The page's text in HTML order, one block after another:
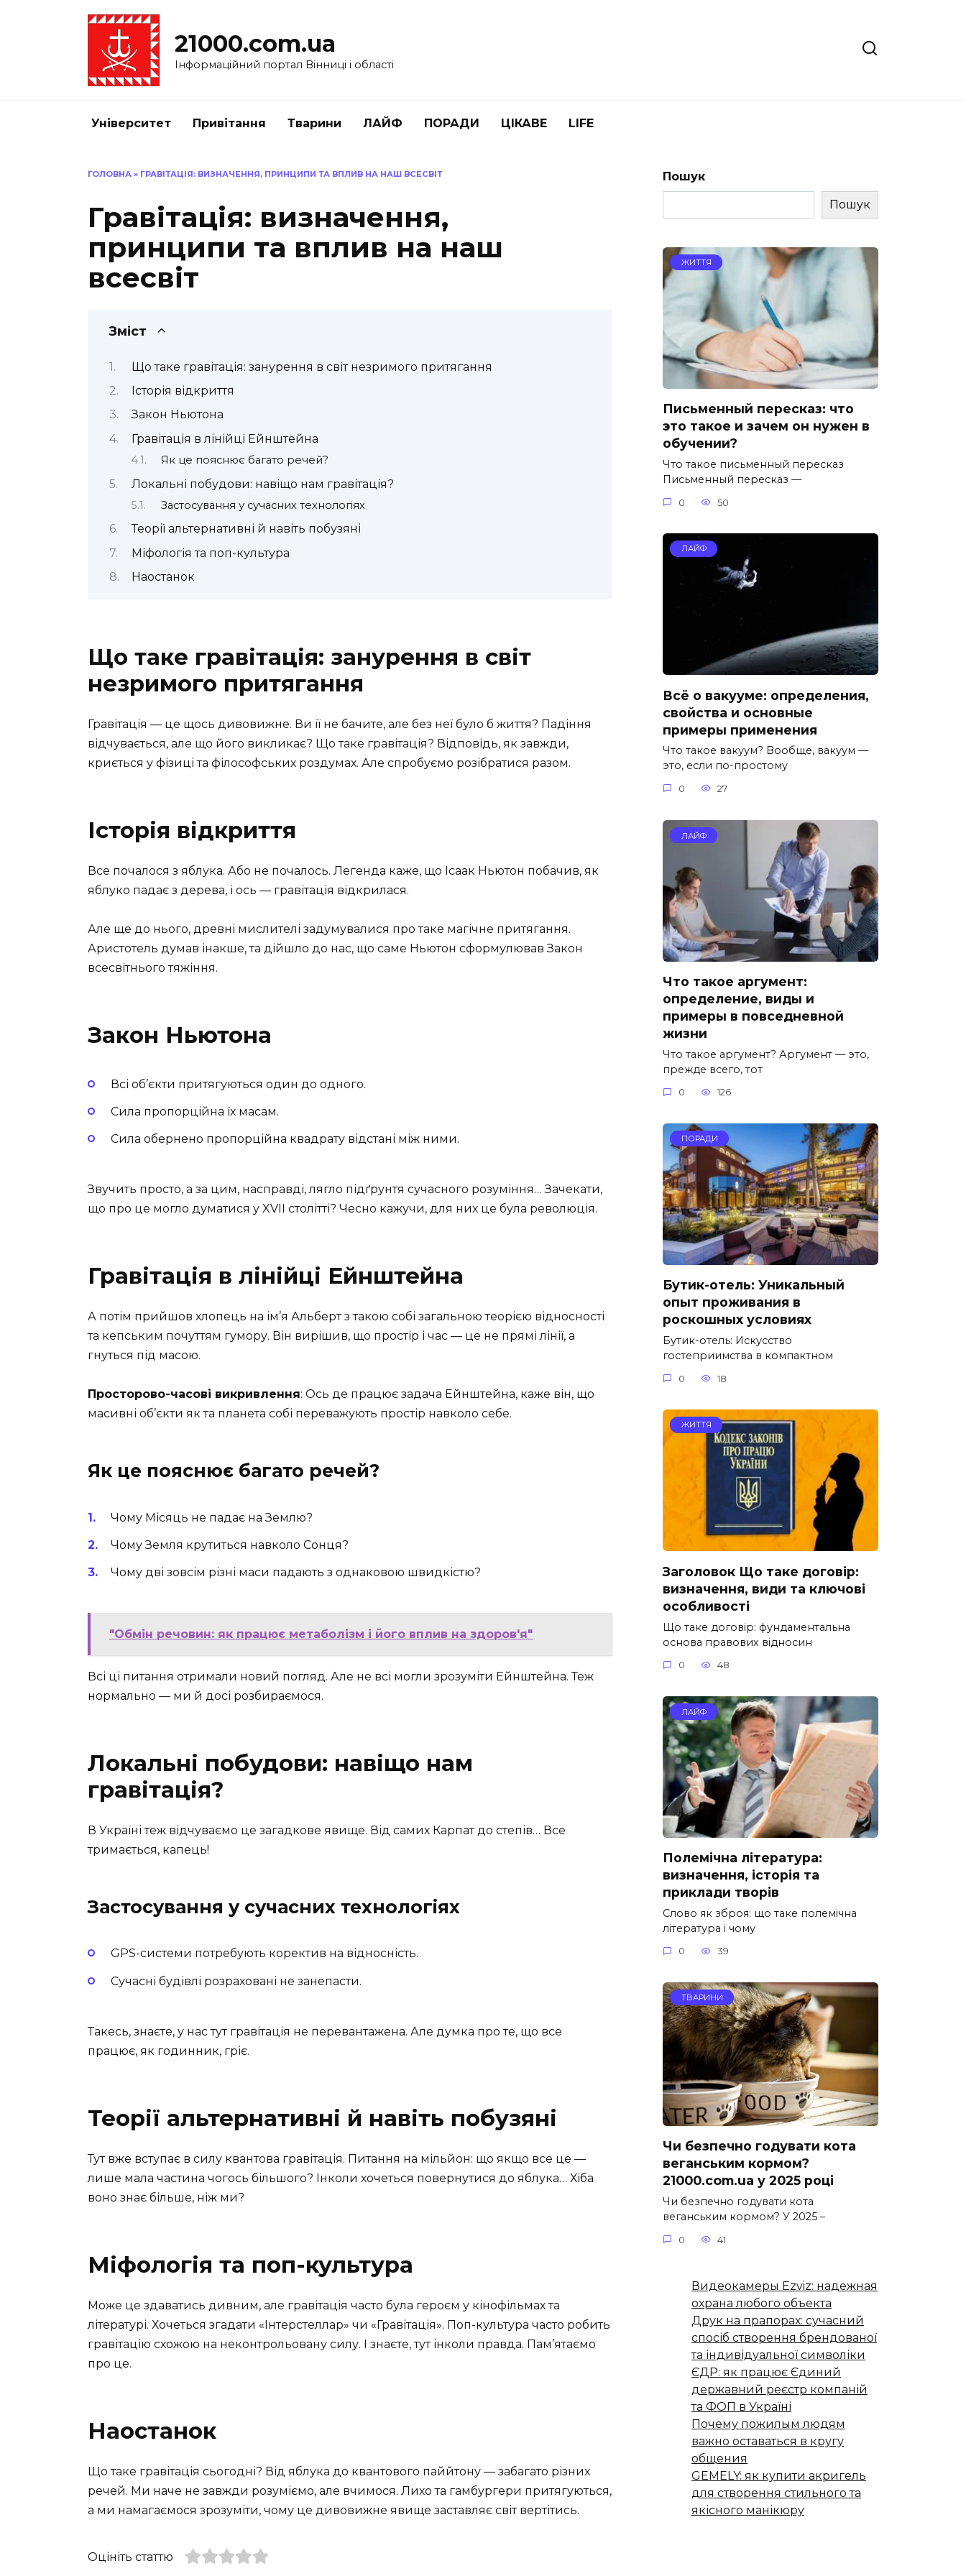
21000.com.ua
Інформаційний портал Вінниці і області
Університет Привітання Тварини ЛАЙФ ПОРАДИ ЦІКАВЕ LIFE
ГОЛОВНА » ГРАВІТАЦІЯ: ВИЗНАЧЕННЯ, ПРИНЦИПИ ТА ВПЛИВ НА НАШ ВСЕСВІТ
Гравітація: визначення,
принципи та вплив на наш
всесвіт
Зміст
Що таке гравітація: занурення в світ незримого притягання
Історія відкриття
Закон Ньютона
Гравітація в лінійці Ейнштейна
Як це пояснює багато речей?
Локальні побудови: навіщо нам гравітація?
Застосування у сучасних технологіях
Теорії альтернативні й навіть побузяні
Міфологія та поп-культура
Наостанок
Що таке гравітація: занурення в світ
незримого притягання
Гравітація — це щось дивовижне. Ви її не бачите, але без неї було б життя? Падіння
відчувається, але що його викликає? Що таке гравітація? Відповідь, як завжди,
криється у фізиці та філософських роздумах. Але спробуємо розібратися разом.
Історія відкриття
Все почалося з яблука. Або не почалось. Легенда каже, що Ісаак Ньютон побачив, як
яблуко падає з дерева, і ось — гравітація відкрилася.
Але ще до нього, древні мислителі задумувалися про таке магічне притягання.
Аристотель думав інакше, та дійшло до нас, що саме Ньютон сформулював Закон
всесвітнього тяжіння.
Закон Ньютона
Всі об’єкти притягуються один до одного.
Сила пропорційна їх масам.
Сила обернено пропорційна квадрату відстані між ними.
Звучить просто, а за цим, насправді, лягло підґрунтя сучасного розуміння… Зачекати,
що про це могло думатися у XVII столітті? Чесно кажучи, для них це була революція.
Гравітація в лінійці Ейнштейна
А потім прийшов хлопець на ім’я Альберт з такою собі загальною теорією відносності
та кепським почуттям гумору. Він вирішив, що простір і час — це не прямі лінії, а
гнуться під масою.
Просторово-часові викривлення: Ось де працює задача Ейнштейна, каже він, що
масивні об’єкти як та планета собі переважують простір навколо себе.
Як це пояснює багато речей?
Чому Місяць не падає на Землю?
Чому Земля крутиться навколо Сонця?
Чому дві зовсім різні маси падають з однаковою швидкістю?
"Обмін речовин: як працює метаболізм і його вплив на здоров'я"
Всі ці питання отримали новий погляд. Але не всі могли зрозуміти Ейнштейна. Теж
нормально — ми й досі розбираємося.
Локальні побудови: навіщо нам
гравітація?
В Україні теж відчуваємо це загадкове явище. Від самих Карпат до степів… Все
тримається, капець!
Застосування у сучасних технологіях
GPS-системи потребують коректив на відносність.
Сучасні будівлі розраховані не занепасти.
Такесь, знаєте, у нас тут гравітація не перевантажена. Але думка про те, що все
працює, як годинник, гріє.
Теорії альтернативні й навіть побузяні
Тут вже вступає в силу квантова гравітація. Питання на мільйон: що якщо все це —
лише мала частина чогось більшого? Інколи хочеться повернутися до яблука… Хіба
воно знає більше, ніж ми?
Міфологія та поп-культура
Може це здаватись дивним, але гравітація часто була героєм у кінофільмах та
літературі. Хочеться згадати «Інтерстеллар» чи «Гравітація». Поп-культура часто робить
гравітацію схожою на неконтрольовану силу. І знаєте, тут інколи правда. Пам’ятаємо
про це.
Наостанок
Що таке гравітація сьогодні? Від яблука до квантового паййтону — забагато різних
речей. Ми наче не завжди розуміємо, але вчимося. Лихо та гамбургери притягуються,
а ми намагаємося зрозуміти, чому це дивовижне явище заставляє світ вертітись.
Оцініть статтю
Пошук
Пошук
ЖИТТЯ
Письменный пересказ: что
это такое и зачем он нужен в
обучении?
Что такое письменный пересказ
Письменный пересказ —
0 50
ЛАЙФ
Всё о вакууме: определения,
свойства и основные
примеры применения
Что такое вакуум? Вообще, вакуум —
это, если по-простому
0 27
ЛАЙФ
Что такое аргумент:
определение, виды и
примеры в повседневной
жизни
Что такое аргумент? Аргумент — это,
прежде всего, тот
0 126
ПОРАДИ
Бутик-отель: Уникальный
опыт проживания в
роскошных условиях
Бутик-отель: Искусство
гостеприимства в компактном
0 18
ЖИТТЯ
Заголовок Що таке договір:
визначення, види та ключові
особливості
Що таке договір: фундаментальна
основа правових відносин
0 48
ЛАЙФ
Полемічна література:
визначення, історія та
приклади творів
Слово як зброя: що таке полемічна
література і чому
0 39
ТВАРИНИ
Чи безпечно годувати кота
веганським кормом?
21000.com.ua у 2025 році
Чи безпечно годувати кота
веганським кормом? У 2025 –
0 41
Видеокамеры Ezviz: надежная
охрана любого объекта
Друк на прапорах: сучасний
спосіб створення брендованої
та індивідуальної символіки
ЄДР: як працює Єдиний
державний реєстр компаній
та ФОП в Україні
Почему пожилым людям
важно оставаться в кругу
общения
GEMELY: як купити акригель
для створення стильного та
якісного манікюру